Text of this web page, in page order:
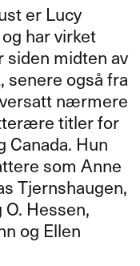
er Lucy
har virket
midten av
senere også fra
nærmere
titler for
Canada. Hun
som Anne
Tjernshaugen,
Hessen,
og Ellen